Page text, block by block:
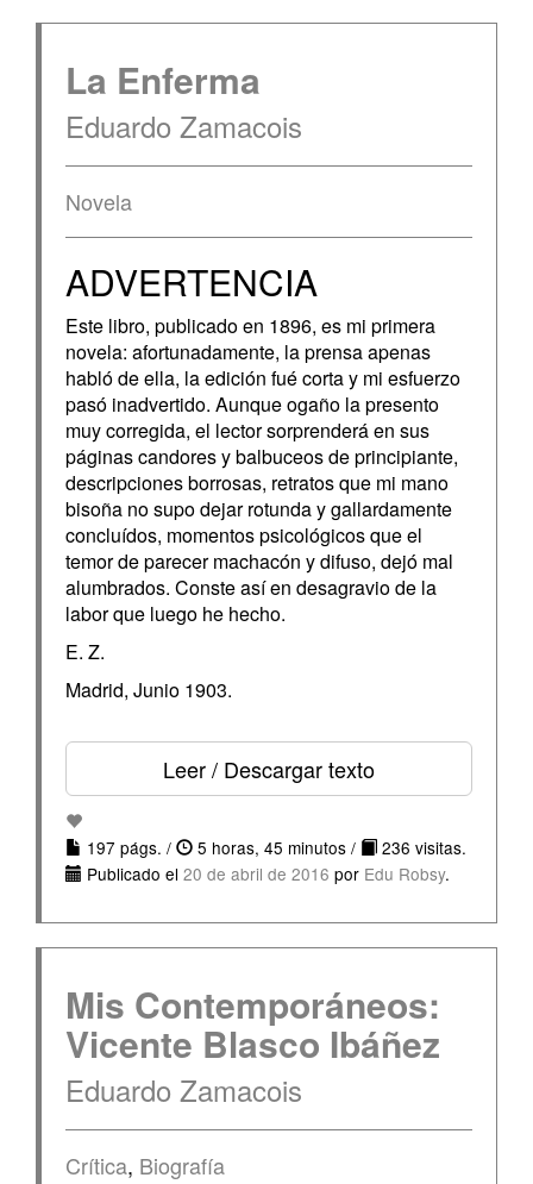
La Enferma
Eduardo Zamacois
Novela
ADVERTENCIA
Este libro, publicado en 1896, es mi primera
novela: afortunadamente, la prensa apenas
habló de ella, la edición fué corta y mi esfuerzo
pasó inadvertido. Aunque ogaño la presento
muy corregida, el lector sorprenderá en sus
páginas candores y balbuceos de principiante,
descripciones borrosas, retratos que mi mano
bisoña no supo dejar rotunda y gallardamente
concluídos, momentos psicológicos que el
temor de parecer machacón y difuso, dejó mal
alumbrados. Conste así en desagravio de la
labor que luego he hecho.
E. Z.
Madrid, Junio 1903.
Leer / Descargar texto
197 págs. / 5 horas, 45 minutos /
236 visitas.
Publicado el 20 de abril de 2016 por Edu Robsy.
Mis Contemporáneos:
Vicente Blasco Ibáñez
Eduardo Zamacois
Crítica, Biografía